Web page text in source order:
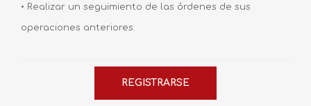
• Realizar un seguimiento de las órdenes de sus
operaciones anteriores.